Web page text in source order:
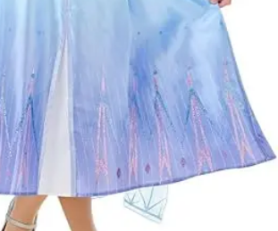
ékszer, cipő,
paróka, kesztyű,
kardok, kemény
kalapok,
varázspálca,
seprű, szakáll,
bajusz, műanyag
korona, esernyő,
vasvilla, stb.
Amennyiben a
képen több
termék szerepel,
az ár minden